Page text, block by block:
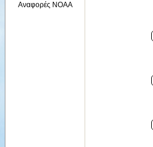
Αναφορές NOAA